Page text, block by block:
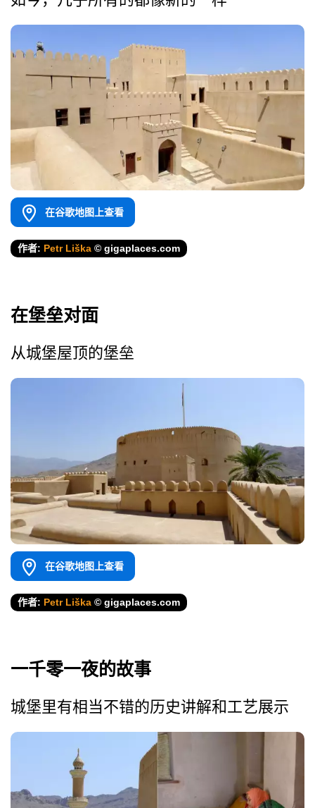
在谷歌地图上查看
作者: Petr Liška © gigaplaces.com
在堡垒对面
从城堡屋顶的堡垒
在谷歌地图上查看
作者: Petr Liška © gigaplaces.com
一千零一夜的故事
城堡里有相当不错的历史讲解和工艺展示